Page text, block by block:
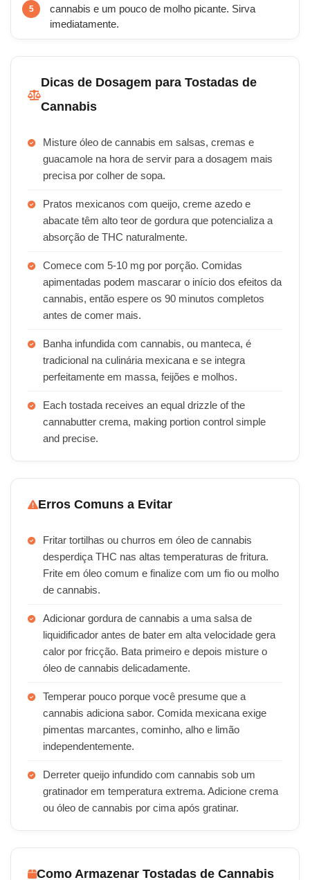
cannabis e um pouco de molho picante. Sirva
imediatamente.
Dicas de Dosagem para Tostadas de
Cannabis
Misture óleo de cannabis em salsas, cremas e
guacamole na hora de servir para a dosagem mais
precisa por colher de sopa.
Pratos mexicanos com queijo, creme azedo e
abacate têm alto teor de gordura que potencializa a
absorção de THC naturalmente.
Comece com 5-10 mg por porção. Comidas
apimentadas podem mascarar o início dos efeitos da
cannabis, então espere os 90 minutos completos
antes de comer mais.
Banha infundida com cannabis, ou manteca, é
tradicional na culinária mexicana e se integra
perfeitamente em massa, feijões e molhos.
Each tostada receives an equal drizzle of the
cannabutter crema, making portion control simple
and precise.
Erros Comuns a Evitar
Fritar tortilhas ou churros em óleo de cannabis
desperdiça THC nas altas temperaturas de fritura.
Frite em óleo comum e finalize com um fio ou molho
de cannabis.
Adicionar gordura de cannabis a uma salsa de
liquidificador antes de bater em alta velocidade gera
calor por fricção. Bata primeiro e depois misture o
óleo de cannabis delicadamente.
Temperar pouco porque você presume que a
cannabis adiciona sabor. Comida mexicana exige
pimentas marcantes, cominho, alho e limão
independentemente.
Derreter queijo infundido com cannabis sob um
gratinador em temperatura extrema. Adicione crema
ou óleo de cannabis por cima após gratinar.
Como Armazenar Tostadas de Cannabis